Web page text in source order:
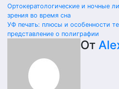
Навигация
по
Ортокератологические и ночные
зрения во время сна
УФ печать: плюсы и особенности
представление о полиграфии
От